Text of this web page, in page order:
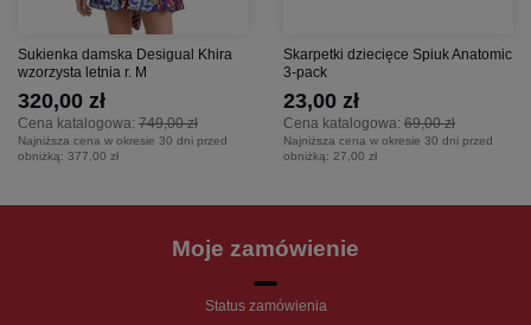
Sukienka damska Desigual Khira
wzorzysta letnia r. M
Cena katalogowa: 749,00 zł
320,00 zł
Najniższa cena w okresie 30 dni przed
obniżką: 377,00 zł
Skarpetki dziecięce Spiuk Anatomic
3-pack
Cena katalogowa: 69,00 zł
23,00 zł
Najniższa cena w okresie 30 dni przed
obniżką: 27,00 zł
Moje zamówienie
Status zamówienia